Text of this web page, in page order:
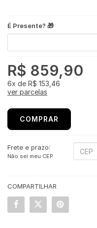
É Presente? 🎁
R$ 859,90
6x de R$ 153,46
ver parcelas
COMPRAR
Frete e prazo:
Não sei meu CEP
COMPARTILHAR